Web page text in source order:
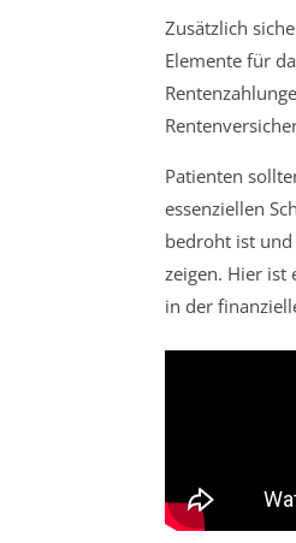
Zusätzlich
Elemente für
Patienten
essenziellen
bedroht ist
zeigen. Hier ist
in der